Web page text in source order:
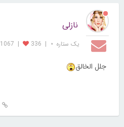
نازلی
یک ستاره ⋆ |
336
| 1067 پست
جلل الخالق